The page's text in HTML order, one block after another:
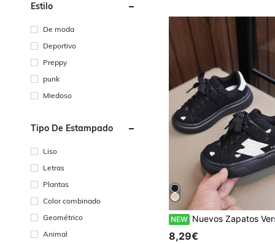
Estilo
De moda
Deportivo
Preppy
punk
Miedoso
Tipo De Estampado
Liso
Letras
Plantas
Color combinado
Geométrico
Animal
NEW Nuevos Zapatos Versátiles de Nicho para Mujer, Zapatillas Deportivas Casuales Planas Retro para
8,29€